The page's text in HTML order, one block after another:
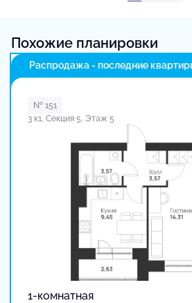
Похожие планировки
Распродажа - последние
№ 151
3 к1, Секция 5, Этаж 5
1-комнатная